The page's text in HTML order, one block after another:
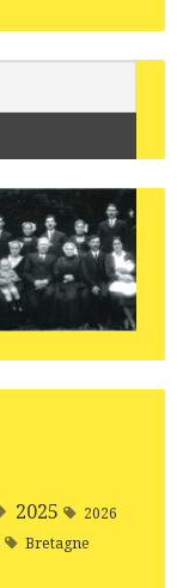
2025 2026
Bretagne